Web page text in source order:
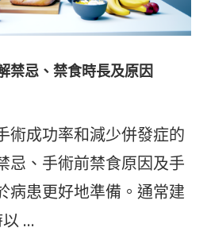
禁忌、禁食時長及原因
術成功率和減少併發症的
忌、手術前禁食原因及手
病患更好地準備。通常建
以 …